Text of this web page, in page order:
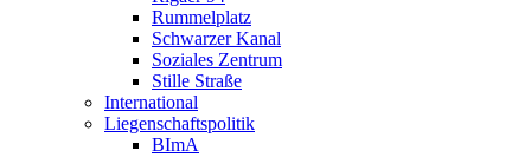
Rummelplatz
Schwarzer Kanal
Soziales Zentrum
Stille Straße
International
Liegenschaftspolitik
BImA